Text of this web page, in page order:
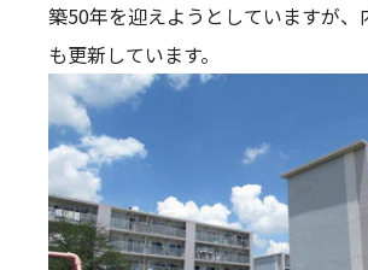
築50年を迎えようとしていますが、
も更新しています。